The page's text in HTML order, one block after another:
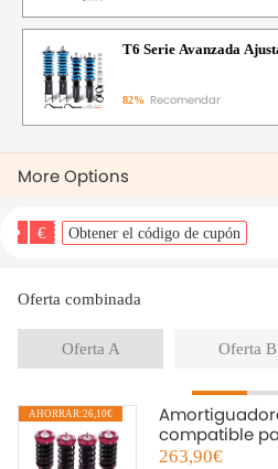
T6 Serie Avanzada
82% Recomendar
More Options
€ Obtener el código de cupón
Oferta combinada
Oferta A Oferta B
AHORRAR:26,10€
compatible
EF EJ EK EM
263,90€